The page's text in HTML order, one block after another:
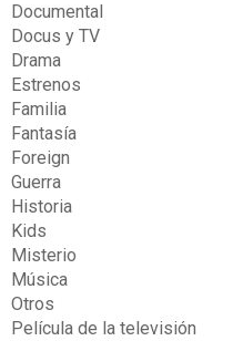
Documental
Docus y TV
Drama
Estrenos
Familia
Fantasía
Foreign
Guerra
Historia
Kids
Misterio
Música
Otros
Película de la televisión